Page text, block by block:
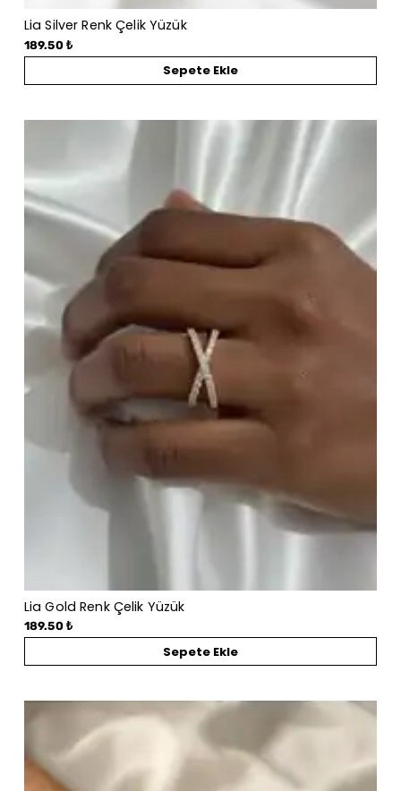
Lia Silver Renk Çelik Yüzük
189.50 ₺
Sepete Ekle
Lia Gold Renk Çelik Yüzük
189.50 ₺
Sepete Ekle